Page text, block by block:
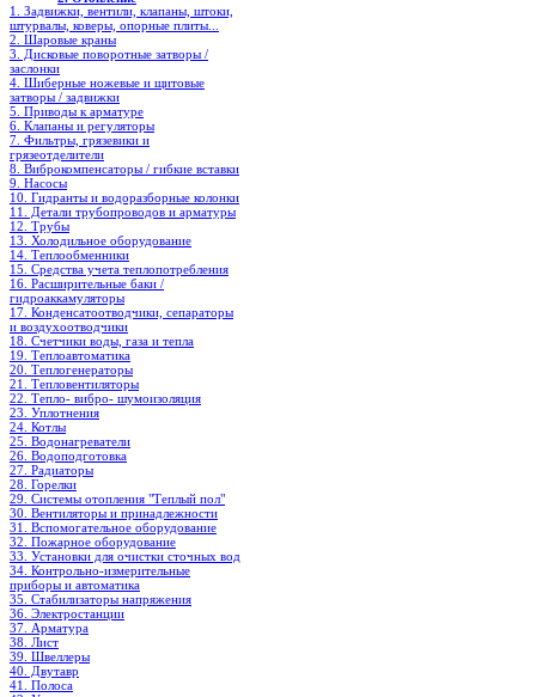
1. Задвижки, вентили, клапаны, штоки,
штурвалы, коверы, опорные плиты...
2. Шаровые краны
3. Дисковые поворотные затворы /
заслонки
4. Шиберные ножевые и щитовые
затворы / задвижки
5. Приводы к арматуре
6. Клапаны и регуляторы
7. Фильтры, грязевики и
грязеотделители
8. Виброкомпенсаторы / гибкие вставки
9. Насосы
10. Гидранты и водоразборные колонки
11. Детали трубопроводов и арматуры
12. Трубы
13. Холодильное oборудование
14. Теплообменники
15. Средства учета теплопотребления
16. Расширительные баки /
гидроаккамуляторы
17. Конденсатоотводчики, сепараторы
и воздухоотводчики
18. Счетчики воды, газа и тепла
19. Теплоавтоматика
20. Теплогенераторы
21. Тепловентиляторы
22. Тепло- вибро- шумоизоляция
23. Уплотнения
24. Котлы
25. Водонагреватели
26. Водоподготовка
27. Радиаторы
28. Горелки
29. Системы отопления "Теплый пол"
30. Вентиляторы и принадлежности
31. Вспомогательное оборудование
32. Пожарное оборудование
33. Установки для очистки сточных вод
34. Контрольно-измерительные
приборы и автоматика
35. Стабилизаторы напряжения
36. Электростанции
37. Арматура
38. Лист
39. Швеллеры
40. Двутавр
41. Полоса